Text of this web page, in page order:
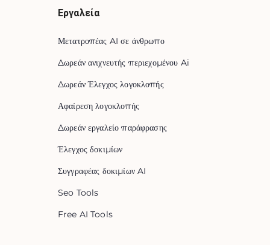
Εργαλεία
Μετατροπέας AI σε άνθρωπο
Δωρεάν ανιχνευτής περιεχομένου Ai
Δωρεάν Έλεγχος λογοκλοπής
Αφαίρεση λογοκλοπής
Δωρεάν εργαλείο παράφρασης
Έλεγχος δοκιμίων
Συγγραφέας δοκιμίων AI
Seo Tools
Free AI Tools